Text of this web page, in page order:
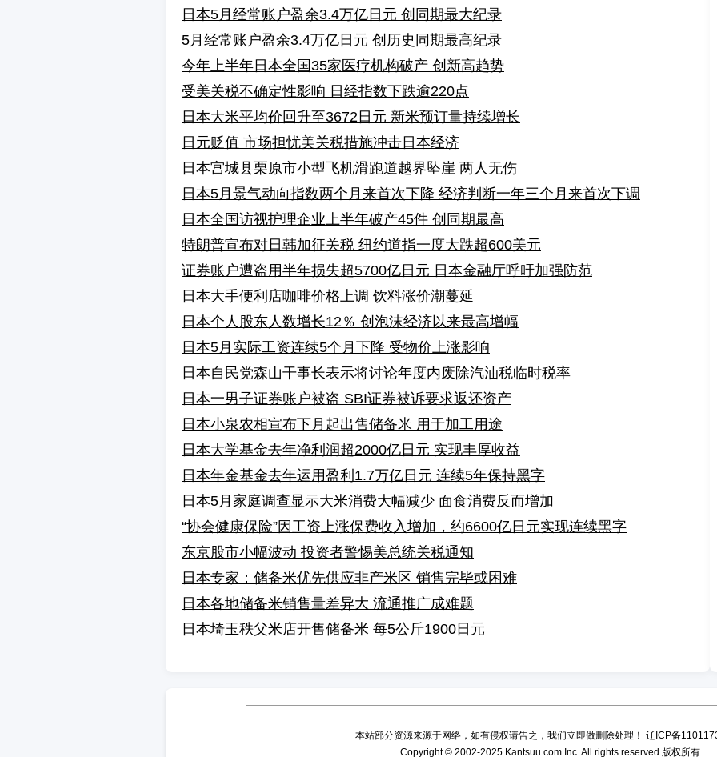
日本5月经常账户盈余3.4万亿日元 创同期最大纪录
5月经常账户盈余3.4万亿日元 创历史同期最高纪录
今年上半年日本全国35家医疗机构破产 创新高趋势
受美关税不确定性影响 日经指数下跌逾220点
日本大米平均价回升至3672日元 新米预订量持续增长
日元贬值 市场担忧美关税措施冲击日本经济
日本宫城县栗原市小型飞机滑跑道越界坠崖 两人无伤
日本5月景气动向指数两个月来首次下降 经济判断一年三个月来首次下调
日本全国访视护理企业上半年破产45件 创同期最高
特朗普宣布对日韩加征关税 纽约道指一度大跌超600美元
证券账户遭盗用半年损失超5700亿日元 日本金融厅呼吁加强防范
日本大手便利店咖啡价格上调 饮料涨价潮蔓延
日本个人股东人数增长12％ 创泡沫经济以来最高增幅
日本5月实际工资连续5个月下降 受物价上涨影响
日本自民党森山干事长表示将讨论年度内废除汽油税临时税率
日本一男子证券账户被盗 SBI证券被诉要求返还资产
日本小泉农相宣布下月起出售储备米 用于加工用途
日本大学基金去年净利润超2000亿日元 实现丰厚收益
日本年金基金去年运用盈利1.7万亿日元 连续5年保持黑字
日本5月家庭调查显示大米消费大幅减少 面食消费反而增加
“协会健康保险”因工资上涨保费收入增加，约6600亿日元实现连续黑字
东京股市小幅波动 投资者警惕美总统关税通知
日本专家：储备米优先供应非产米区 销售完毕或困难
日本各地储备米销售量差异大 流通推广成难题
日本埼玉秩父米店开售储备米 每5公斤1900日元